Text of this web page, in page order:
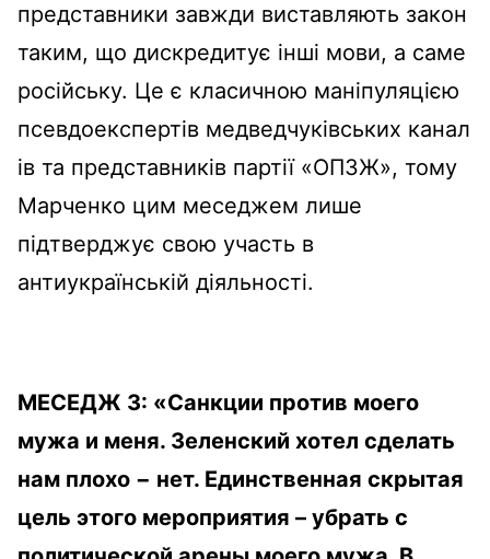
представники завжди виставляють закон
таким, що дискредитує інші мови, а саме
російську. Це є класичною маніпуляцією
псевдоекспертів медведчуківських канал
ів та представників партії «ОПЗЖ», тому
Марченко цим меседжем лише
підтверджує свою участь в
антиукраїнській діяльності.
МЕСЕДЖ 3: «Санкции против моего
мужа и меня. Зеленский хотел сделать
нам плохо − нет. Единственная скрытая
цель этого мероприятия – убрать с